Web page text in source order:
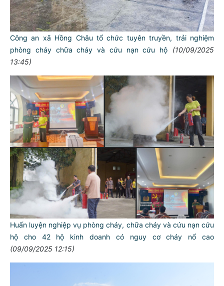
Công an xã Hồng Châu tổ chức tuyên truyền, trải nghiệm
phòng cháy chữa cháy và cứu nạn cứu hộ
(10/09/2025
13:45)
Huấn luyện nghiệp vụ phòng cháy, chữa cháy và cứu nạn cứu
hộ cho 42 hộ kinh doanh có nguy cơ cháy nổ cao
(09/09/2025 12:15)